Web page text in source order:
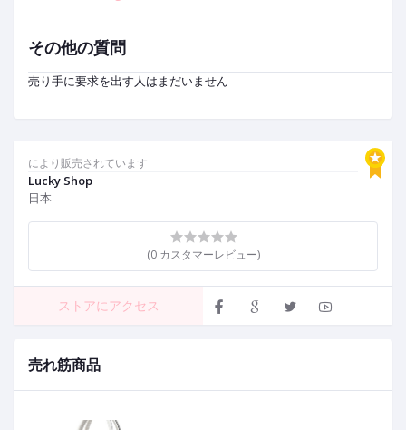
により販売されています
Lucky Shop
日本
(0 カスタマーレビュー)
ストアにアクセス
売れ筋商品
その他の質問
売り手に要求を出す人はまだいません